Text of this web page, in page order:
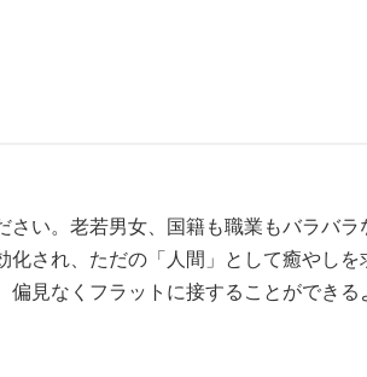
さい。老若男女、国籍も職業もバラバ
化され、ただの「人間」として癒やし
偏見なくフラットに接することができ